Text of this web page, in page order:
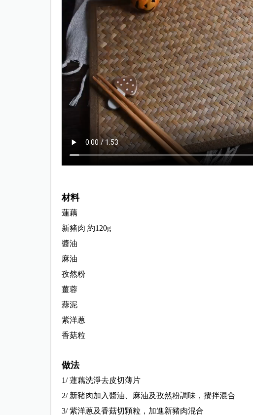
材料
蓮藕
新豬肉 約120g
醬油
麻油
孜然粉
薑蓉
蒜泥
紫洋蔥
香菇粒
做法
1/ 蓮藕洗淨去皮切薄片
2/ 新豬肉加入醬油、麻油及孜然粉調味，攪拌混合
3/ 紫洋蔥及香菇切顆粒，加進新豬肉混合